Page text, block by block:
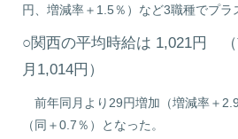
円、増減率＋1.5％）など3職種でプラ
○関西の平均時給は 1,021円
月1,014円）
前年同月より29円増加（増減率＋
（同＋0.7％）となった。